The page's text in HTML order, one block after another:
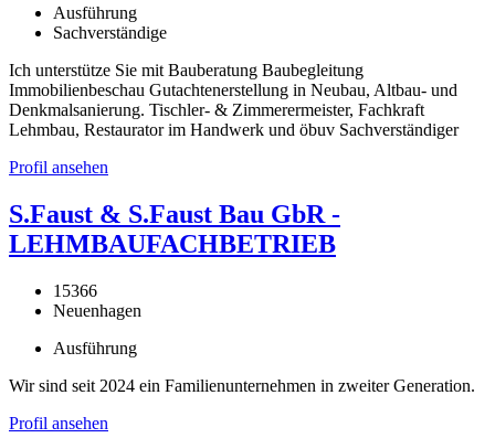
Ausführung
Sachverständige
Ich unterstütze Sie mit Bauberatung Baubegleitung
Immobilienbeschau Gutachtenerstellung in Neubau, Altbau- und
Denkmalsanierung. Tischler- & Zimmerermeister, Fachkraft
Lehmbau, Restaurator im Handwerk und öbuv Sachverständiger
Profil ansehen
S.Faust & S.Faust Bau GbR -
LEHMBAUFACHBETRIEB
15366
Neuenhagen
Ausführung
Wir sind seit 2024 ein Familienunternehmen in zweiter Generation.
Profil ansehen